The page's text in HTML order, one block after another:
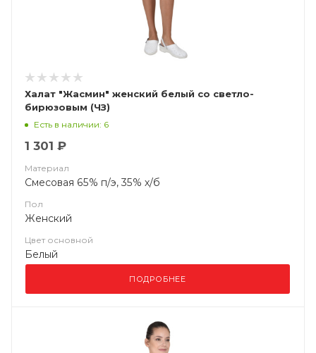
Халат "Жасмин" женский белый со светло-
бирюзовым (ЧЗ)
Есть в наличии: 6
1 301 ₽
Материал
Смесовая 65% п/э, 35% х/б
Пол
Женский
Цвет основной
Белый
ПОДРОБНЕЕ